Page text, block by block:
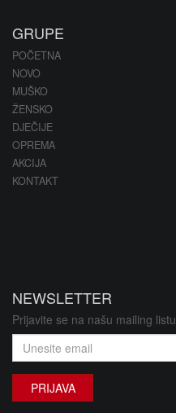
GRUPE
POČETNA
NOVO
MUŠKO
ŽENSKO
DJEČIJE
OPREMA
AKCIJA
KONTAKT
NEWSLETTER
Prijavite se na našu mailing listu
PRIJAVA